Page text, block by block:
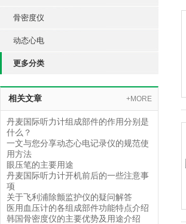
骨密度仪
动态心电
更多分类
相关文章 +MORE
丹麦国际听力计组成部件的作用分别是
什么？
一文与您分享动态心电记录仪的规范使
用方法
眼压笔的主要用途
丹麦国际听力计开机前后的一些注意事
项
关于飞利浦除颤监护仪的疑问解答
医用血压计的各组成部件功能特点介绍
韩国骨密度仪的主要优势及用途介绍